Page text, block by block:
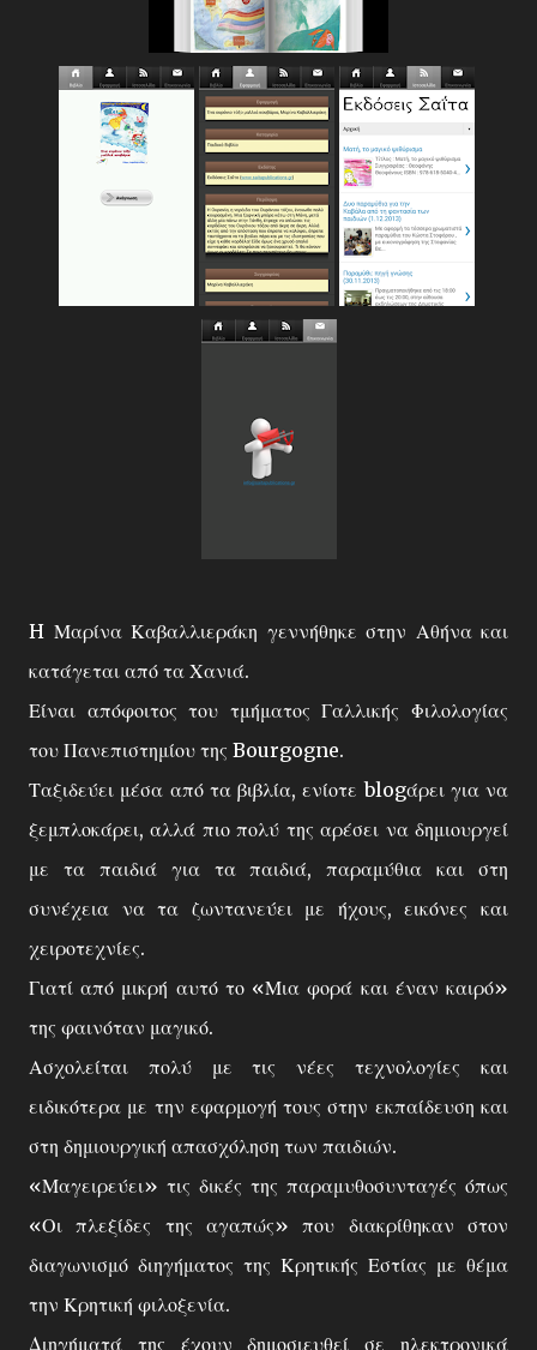
H Μαρίνα Καβαλλιεράκη γεννήθηκε στην Αθήνα και
κατάγεται από τα Χανιά.
Είναι απόφοιτος του τμήματος Γαλλικής Φιλολογίας
του Πανεπιστημίου της Bourgogne.
Ταξιδεύει μέσα από τα βιβλία, ενίοτε blogάρει για να
ξεμπλοκάρει, αλλά πιο πολύ της αρέσει να δημιουργεί
με τα παιδιά για τα παιδιά, παραμύθια και στη
συνέχεια να τα ζωντανεύει με ήχους, εικόνες και
χειροτεχνίες.
Γιατί από μικρή αυτό το «Μια φορά και έναν καιρό»
της φαινόταν μαγικό.
Ασχολείται πολύ με τις νέες τεχνολογίες και
ειδικότερα με την εφαρμογή τους στην εκπαίδευση και
στη δημιουργική απασχόληση των παιδιών.
«Μαγειρεύει» τις δικές της παραμυθοσυνταγές όπως
«Οι πλεξίδες της αγαπώς» που διακρίθηκαν στον
διαγωνισμό διηγήματος της Κρητικής Εστίας με θέμα
την Κρητική φιλοξενία.
Διηγήματά της έχουν δημοσιευθεί σε ηλεκτρονικά